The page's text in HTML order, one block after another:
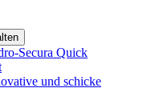
Secura Quick
und schicke